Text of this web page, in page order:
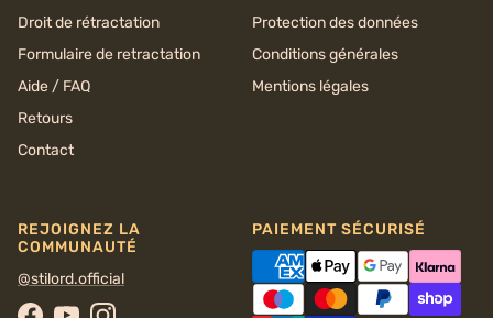
Droit de rétractation
Formulaire de retractation
Aide / FAQ
Retours
Contact
Protection des données
Conditions générales
Mentions légales
REJOIGNEZ LA
COMMUNAUTÉ
@stilord.official
PAIEMENT SÉCURISÉ